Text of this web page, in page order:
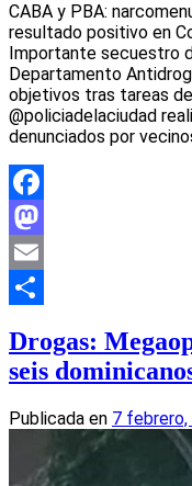
CABA y PBA:
resultado positivo en
Importante secuestro
Departamento
objetivos tras tareas
@policiadelaciudad
denunciados por
Facebook
Mastodon
Email
Drogas:
seis
Publicada en 7 febrero,